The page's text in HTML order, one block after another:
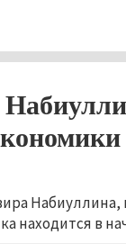
находится в